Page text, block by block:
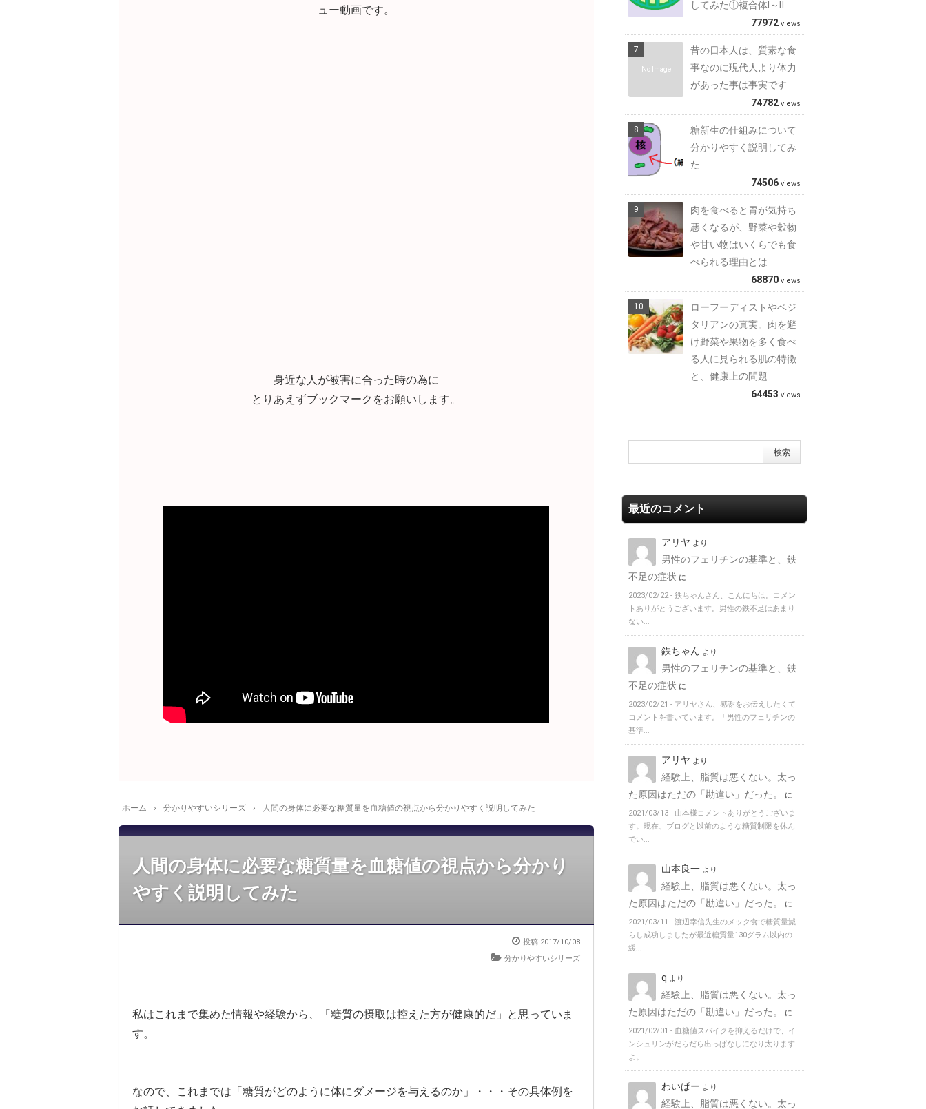
ュー動画です。
身近な人が被害に合った時の為に
とりあえずブックマークをお願いします。
ホーム › 分かりやすいシリーズ › 人間の身体に必要な糖質量を血糖値の視点から分かりやすく説明してみた
人間の身体に必要な糖質量を血糖値の視点から分かり
やすく説明してみた
投稿 2017/10/08
分かりやすいシリーズ
私はこれまで集めた情報や経験から、「糖質の摂取は控えた方が健康的だ」と思っていま
す。
なので、これまでは「糖質がどのように体にダメージを与えるのか」・・・その具体例を
してみた①複合体Ⅰ～Ⅱ
77972 views
No Image
昔の日本人は、質素な食
事なのに現代人より体力
があった事は事実です
74782 views
糖新生の仕組みについて
分かりやすく説明してみ
た
74506 views
肉を食べると胃が気持ち
悪くなるが、野菜や穀物
や甘い物はいくらでも食
べられる理由とは
68870 views
ローフーディストやベジ
タリアンの真実。肉を避
け野菜や果物を多く食べ
る人に見られる肌の特徴
と、健康上の問題
64453 views
最近のコメント
アリヤ より
男性のフェリチンの基準と、鉄
不足の症状 に
2023/02/22 - 鉄ちゃんさん、こんにちは。コメン
トありがとうございます。男性の鉄不足はあまり
ない...
鉄ちゃん より
男性のフェリチンの基準と、鉄
不足の症状 に
2023/02/21 - アリヤさん、感謝をお伝えしたくて
コメントを書いています。「男性のフェリチンの
基準...
アリヤ より
経験上、脂質は悪くない。太っ
た原因はただの「勘違い」だった。
に
2021/03/13 - 山本様コメントありがとうございま
す。現在、ブログと以前のような糖質制限を休ん
でい...
山本良一 より
経験上、脂質は悪くない。太っ
た原因はただの「勘違い」だった。
に
2021/03/11 - 渡辺幸信先生のメック食で糖質量減
らし成功しましたが最近糖質量130グラム以内の
緩...
q より
経験上、脂質は悪くない。太っ
た原因はただの「勘違い」だった。
に
2021/02/01 - 血糖値スパイクを抑えるだけで、イ
ンシュリンがだらだら出っぱなしになり太ります
よ。
わいぱー より
経験上、脂質は悪くない。太っ